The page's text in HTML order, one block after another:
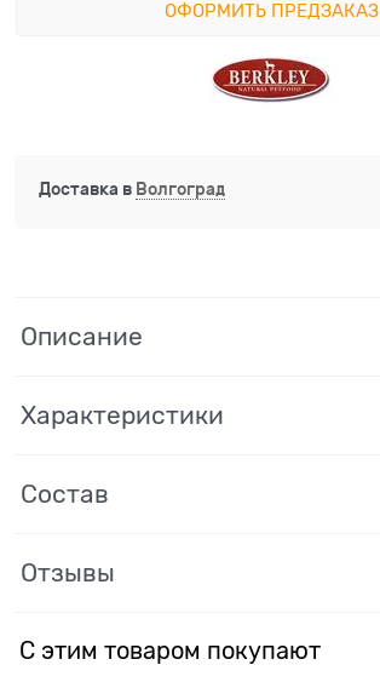
ОФОРМИТЬ ПРЕДЗАКАЗ
Доставка в Волгоград
Описание
Характеристики
Состав
Отзывы
С этим товаром покупают